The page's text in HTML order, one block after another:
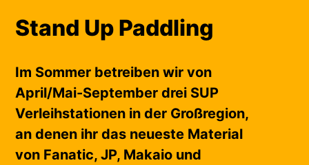
Stand Up Paddling
Im Sommer betreiben wir von
April/Mai-September drei SUP
Verleihstationen in der Großregion,
an denen ihr das neueste Material
von Fanatic, JP, Makaio und